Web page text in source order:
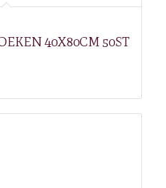
40X80CM 50ST